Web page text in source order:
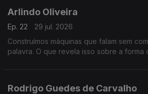
Arlindo Oliveira
Ep. 22
29 jul. 2026
Construímos máquinas que falam sem
palavra. O que revela isso sobre a forma
Rodrigo Guedes de Carvalho